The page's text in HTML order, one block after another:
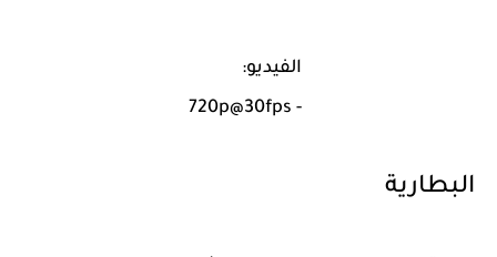
الفيديو:
- 720p@30fps
البطارية